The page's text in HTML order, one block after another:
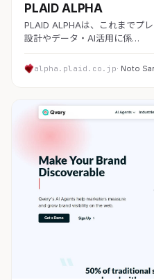
PLAID ALPHA
PLAID ALPHAは、これまでプ
設計やデータ・AI活用に係…
alpha.plaid.co.jp· Noto